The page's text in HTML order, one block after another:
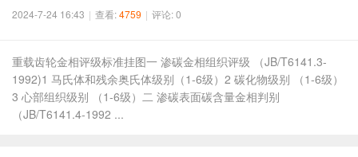
2024-7-24 16:43 | 查看:4759 | 评论: 0
重载齿轮金相评级标准挂图一 渗碳金相组织评级 （JB/T6141.3-
1992)1 马氏体和残余奥氏体级别（1-6级）2 碳化物级别 （1-6级）
3 心部组织级别 （1-6级）二 渗碳表面碳含量金相判别
（JB/T6141.4-1992 ...